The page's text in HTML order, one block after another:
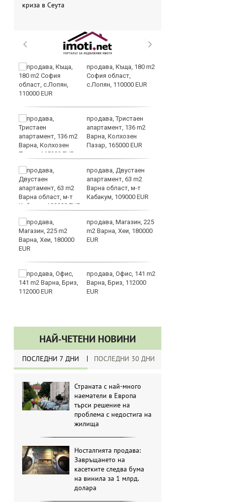
криза в Сеута
продава, Къща, 180 m2
София област,
с.Лопян, 110000 EUR
продава, Тристаен
апартамент, 136 m2
Варна, Колхозен
Пазар, 165000 EUR
продава, Двустаен
апартамент, 63 m2
Варна област, м-т
Кабакум, 109000 EUR
продава, Магазин, 225
m2 Варна, Хеи, 180000
EUR
продава, Офис, 141 m2
Варна, Бриз, 112000
EUR
НАЙ-ЧЕТЕНИ НОВИНИ
ПОСЛЕДНИ 7 ДНИ ПОСЛЕДНИ 30 ДНИ
Страната с най-много
наематели в Европа
търси решение на
проблема с недостига на
жилища
Носталгията продава:
Завръщането на
касетките следва бума
на винила за 1 млрд.
долара